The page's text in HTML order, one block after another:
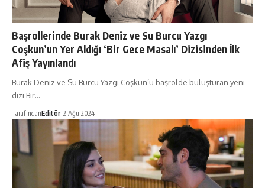
Başrollerinde Burak Deniz ve Su Burcu Yazgı
Coşkun’un Yer Aldığı ‘Bir Gece Masalı’ Dizisinden İlk
Afiş Yayınlandı
Burak Deniz ve Su Burcu Yazgı Coşkun’u başrolde buluşturan yeni
dizi Bir…
TarafındanEditör 2 Ağu 2024